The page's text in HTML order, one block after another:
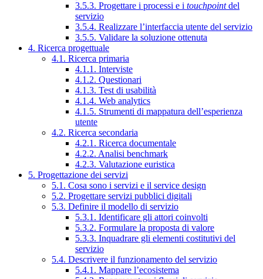
3.5.3. Progettare i processi e i touchpointdel
servizio
3.5.4. Realizzare l’interfaccia utente del servizio
3.5.5. Validare la soluzione ottenuta
4. Ricerca progettuale
4.1. Ricerca primaria
4.1.1. Interviste
4.1.2. Questionari
4.1.3. Test di usabilità
4.1.4. Web analytics
4.1.5. Strumenti di mappatura dell’esperienza
utente
4.2. Ricerca secondaria
4.2.1. Ricerca documentale
4.2.2. Analisi benchmark
4.2.3. Valutazione euristica
5. Progettazione dei servizi
5.1. Cosa sono i servizi e il service design
5.2. Progettare servizi pubblici digitali
5.3. Definire il modello di servizio
5.3.1. Identificare gli attori coinvolti
5.3.2. Formulare la proposta di valore
5.3.3. Inquadrare gli elementi costitutivi del
servizio
5.4. Descrivere il funzionamento del servizio
5.4.1. Mappare l’ecosistema